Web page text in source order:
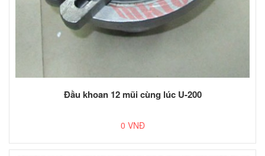
Đầu khoan 12 mũi cùng lúc U-200
0 VNĐ